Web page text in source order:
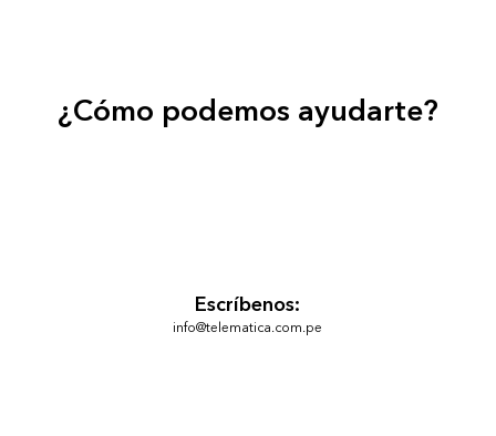
¿Cómo podemos ayudarte?
Escríbenos:
info@telematica.com.pe